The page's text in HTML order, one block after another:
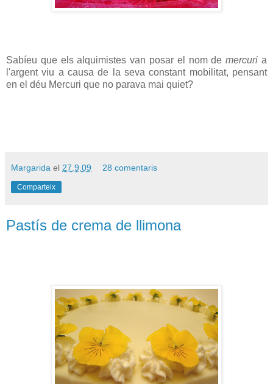
Sabíeu que els alquimistes van posar el nom de mercuri a
l'argent viu a causa de la seva constant mobilitat, pensant
en el déu Mercuri que no parava mai quiet?
Margarida el 27.9.09 28 comentaris
Comparteix
Pastís de crema de llimona